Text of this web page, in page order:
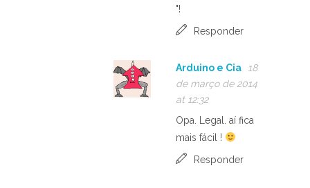
"!
Responder
Arduino e Cia
18
de março de 2014
at 12:32
Opa. Legal. aí fica
mais fácil !
Responder